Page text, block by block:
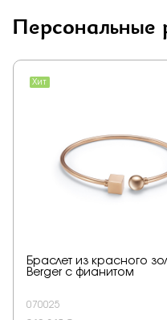
Персональные